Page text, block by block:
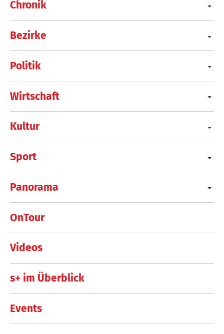
Chronik
Bezirke
Politik
Wirtschaft
Kultur
Sport
Panorama
OnTour
Videos
s+ im Überblick
Events